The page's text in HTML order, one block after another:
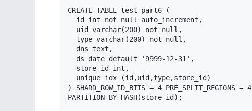
CREATE TABLE test_part6 (
id int not null auto_increment,
uid varchar(200) not null,
type varchar(200) not null,
dns text,
ds date default '9999-12-31',
store_id int,
unique idx (id,uid,type,store_id)
) SHARD_ROW_ID_BITS = 4 PRE_SPLIT_REGIONS = 4
PARTITION BY HASH(store_id);